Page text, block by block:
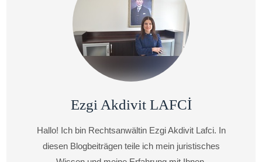
Ezgi Akdivit LAFCİ
Hallo! Ich bin Rechtsanwältin Ezgi Akdivit Lafci. In
diesen Blogbeiträgen teile ich mein juristisches